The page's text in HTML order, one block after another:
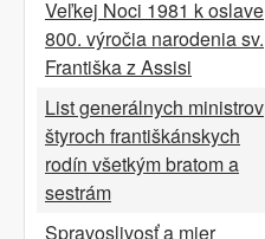
Veľkej Noci 1981 k oslave
800. výročia narodenia sv.
Františka z Assisi
List generálnych ministrov
štyroch františkánskych
rodín všetkým bratom a
sestrám
Spravoslivosť a mier